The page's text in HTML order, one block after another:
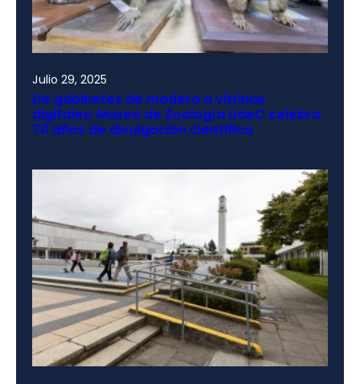
Julio 29, 2025
De gabinetes de madera a vitrinas
digitales: Museo de Zoología UdeC celebra
70 años de divulgación científica